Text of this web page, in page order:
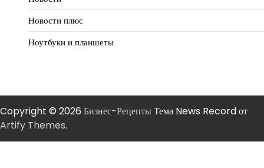
Новости плюс
Ноутбуки и планшеты
Copyright © 2026 Бизнес-РецептыТема News Record от
Artify Themes.